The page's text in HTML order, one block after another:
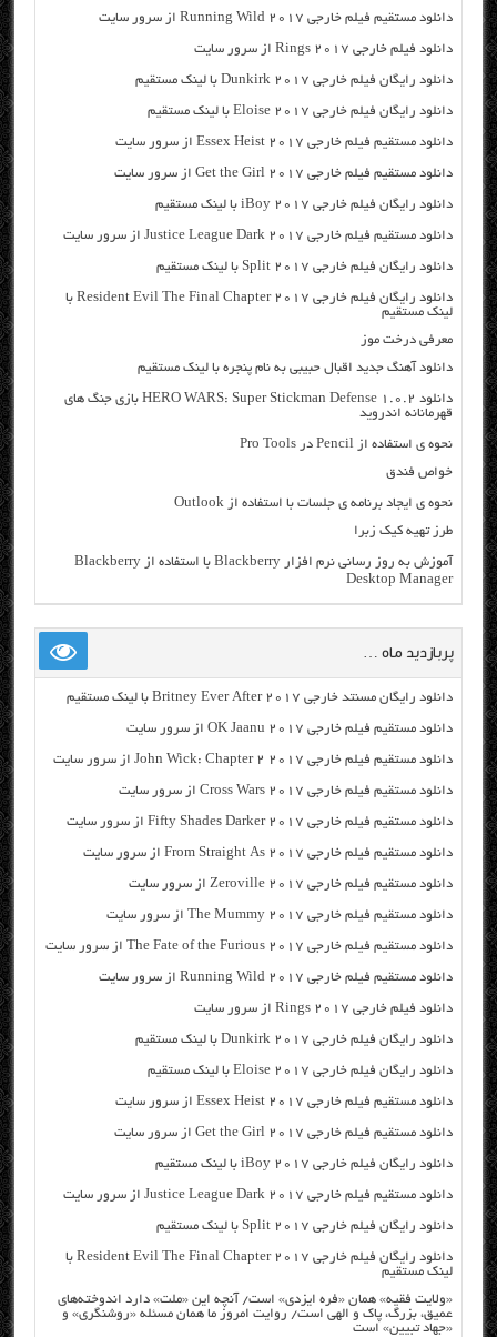
دانلود مستقیم فیلم خارجی Running Wild 2017 از سرور سایت
دانلود فیلم خارجی Rings 2017 از سرور سایت
دانلود رایگان فیلم خارجی Dunkirk 2017 با لینک مستقیم
دانلود رایگان فیلم خارجی Eloise 2017 با لینک مستقیم
دانلود مستقیم فیلم خارجی Essex Heist 2017 از سرور سایت
دانلود مستقیم فیلم خارجی Get the Girl 2017 از سرور سایت
دانلود رایگان فیلم خارجی iBoy 2017 با لینک مستقیم
دانلود مستقیم فیلم خارجی Justice League Dark 2017 از سرور سایت
دانلود رایگان فیلم خارجی Split 2017 با لینک مستقیم
دانلود رایگان فیلم خارجی Resident Evil The Final Chapter 2017 با
لینک مستقیم
معرفی درخت موز
دانلود آهنگ جدید اقبال حبیبی به نام پنجره با لینک مستقیم
دانلود HERO WARS: Super Stickman Defense 1.0.2 بازی جنگ های
قهرمانانه اندروید
نحوه ی استفاده از Pencil در Pro Tools
خواص فندق
نحوه ی ایجاد برنامه ی جلسات با استفاده از Outlook
طرز تهیه کیک زبرا
آموزش به روز رسانی نرم افزار Blackberry با استفاده از Blackberry
Desktop Manager
پربازدید ماه …
دانلود رایگان مسنتد خارجی Britney Ever After 2017 با لینک مستقیم
دانلود مستقیم فیلم خارجی OK Jaanu 2017 از سرور سایت
دانلود مستقیم فیلم خارجی John Wick: Chapter 2 2017 از سرور سایت
دانلود مستقیم فیلم خارجی Cross Wars 2017 از سرور سایت
دانلود مستقیم فیلم خارجی Fifty Shades Darker 2017 از سرور سایت
دانلود مستقیم فیلم خارجی From Straight As 2017 از سرور سایت
دانلود مستقیم فیلم خارجی Zeroville 2017 از سرور سایت
دانلود مستقیم فیلم خارجی The Mummy 2017 از سرور سایت
دانلود مستقیم فیلم خارجی The Fate of the Furious 2017 از سرور سایت
دانلود مستقیم فیلم خارجی Running Wild 2017 از سرور سایت
دانلود فیلم خارجی Rings 2017 از سرور سایت
دانلود رایگان فیلم خارجی Dunkirk 2017 با لینک مستقیم
دانلود رایگان فیلم خارجی Eloise 2017 با لینک مستقیم
دانلود مستقیم فیلم خارجی Essex Heist 2017 از سرور سایت
دانلود مستقیم فیلم خارجی Get the Girl 2017 از سرور سایت
دانلود رایگان فیلم خارجی iBoy 2017 با لینک مستقیم
دانلود مستقیم فیلم خارجی Justice League Dark 2017 از سرور سایت
دانلود رایگان فیلم خارجی Split 2017 با لینک مستقیم
دانلود رایگان فیلم خارجی Resident Evil The Final Chapter 2017 با
لینک مستقیم
«ولایت فقیه» همان «فره ایزدی» است/ آنچه این «ملت» دارد اندوخته‌های
عمیق، بزرگ، پاک و الهی است/ روایت امروز ما همان مسئله «روشنگری» و
«جهاد تبیین» است